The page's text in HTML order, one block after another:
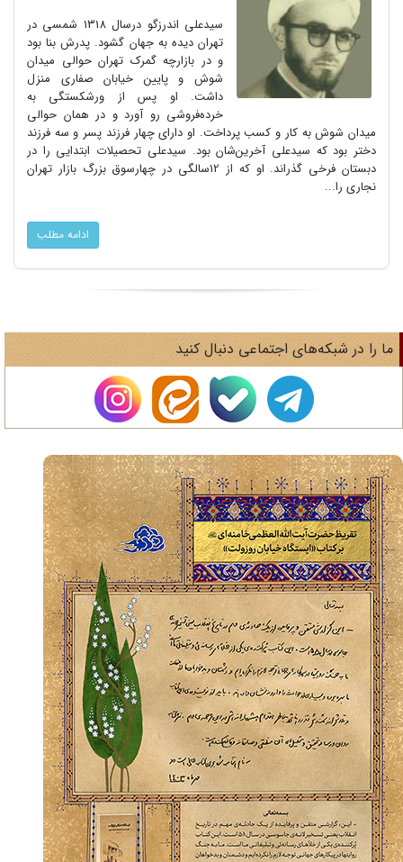
سیدعلی اندرزگو درسال 1318 شمسی در
تهران دیده به جهان گشود. پدرش بنا بود
و در بازارچه گمرک تهران حوالی میدان
شوش و پایین خیابان صفاری منزل
داشت. او پس از ورشکستگی به
خرده‌فروشی رو آورد و در همان حوالی
میدان شوش به کار و کسب پرداخت. او دارای چهار فرزند پسر و سه فرزند
دختر بود که سیدعلی آخرین‌شان بود. سیدعلی تحصیلات ابتدایی را در
دبستان فرخی گذراند. او که از 12سالگی در چهارسوق بزرگ بازار تهران
نجاری را...
ادامه مطلب
را در شبکه‌های اجتماعی دنبال کنید